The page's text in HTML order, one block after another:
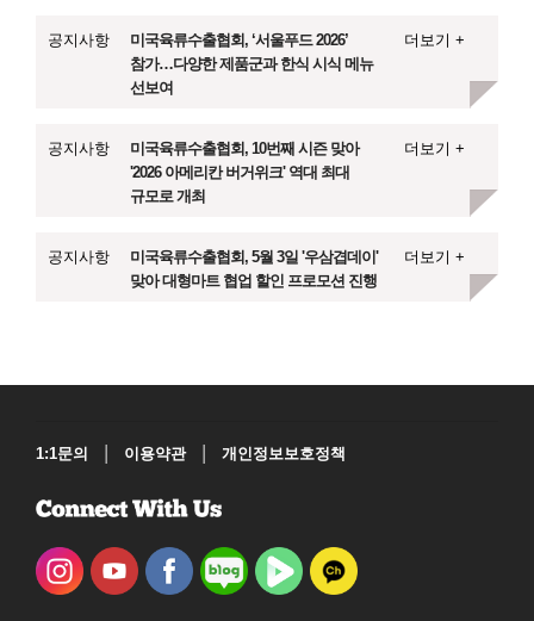
공지사항
미국육류수출협회, ‘서울푸드 2026’
참가…다양한 제품군과 한식 시식 메뉴
선보여
더보기 +
공지사항
미국육류수출협회, 10번째 시즌 맞아
'2026 아메리칸 버거위크' 역대 최대
규모로 개최
더보기 +
공지사항
미국육류수출협회, 5월 3일 '우삼겹데이'
맞아 대형마트 협업 할인 프로모션 진행
더보기 +
1:1문의 이용약관 개인정보보호정책